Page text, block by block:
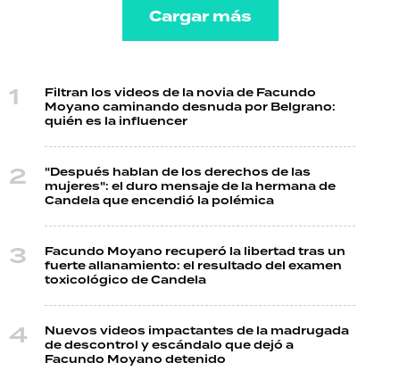
Cargar más
Filtran los videos de la novia de Facundo
Moyano caminando desnuda por Belgrano:
quién es la influencer
"Después hablan de los derechos de las
mujeres": el duro mensaje de la hermana de
Candela que encendió la polémica
Facundo Moyano recuperó la libertad tras un
fuerte allanamiento: el resultado del examen
toxicológico de Candela
Nuevos videos impactantes de la madrugada
de descontrol y escándalo que dejó a
Facundo Moyano detenido